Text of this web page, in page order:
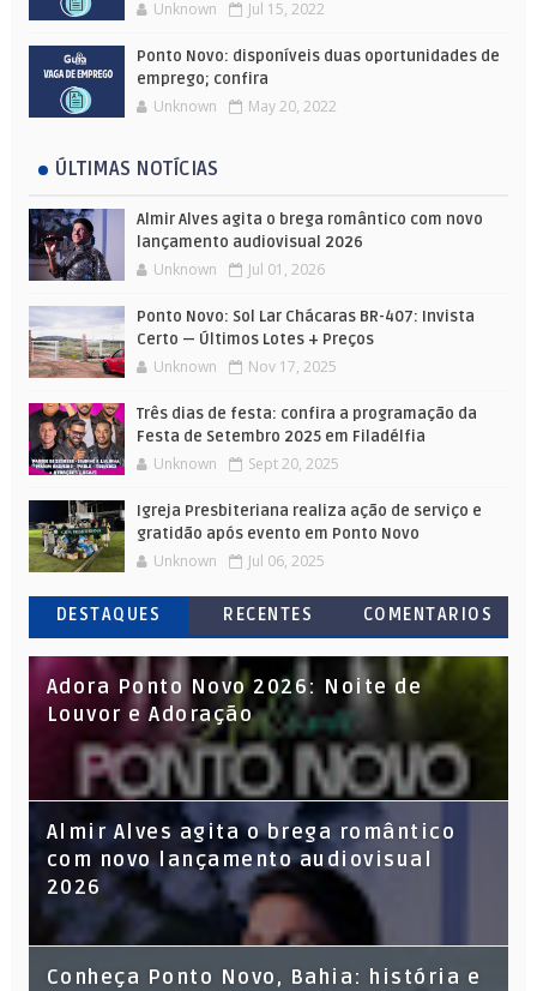
Unknown Jul 15, 2022
Ponto Novo: disponíveis duas oportunidades de
emprego; confira
Unknown May 20, 2022
ÚLTIMAS NOTÍCIAS
Almir Alves agita o brega romântico com novo
lançamento audiovisual 2026
Unknown Jul 01, 2026
Ponto Novo: Sol Lar Chácaras BR-407: Invista
Certo — Últimos Lotes + Preços
Unknown Nov 17, 2025
Três dias de festa: confira a programação da
Festa de Setembro 2025 em Filadélfia
Unknown Sept 20, 2025
Igreja Presbiteriana realiza ação de serviço e
gratidão após evento em Ponto Novo
Unknown Jul 06, 2025
DESTAQUES RECENTES COMENTARIOS
Adora Ponto Novo 2026: Noite de
Louvor e Adoração
Almir Alves agita o brega romântico
com novo lançamento audiovisual
2026
Conheça Ponto Novo, Bahia: história e